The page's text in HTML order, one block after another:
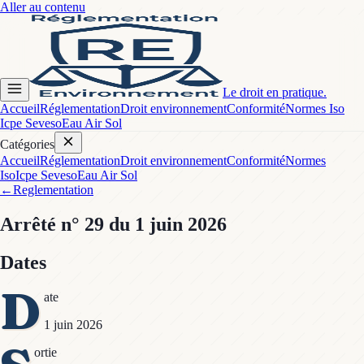
Aller au contenu
Le droit en pratique.
AccueilRéglementationDroit environnementConformitéNormes Iso
Icpe SevesoEau Air Sol
Catégories
AccueilRéglementationDroit environnementConformitéNormes
IsoIcpe SevesoEau Air Sol
←Reglementation
Arrêté n° 29 du 1 juin 2026
Dates
D ate
1 juin 2026
ortie